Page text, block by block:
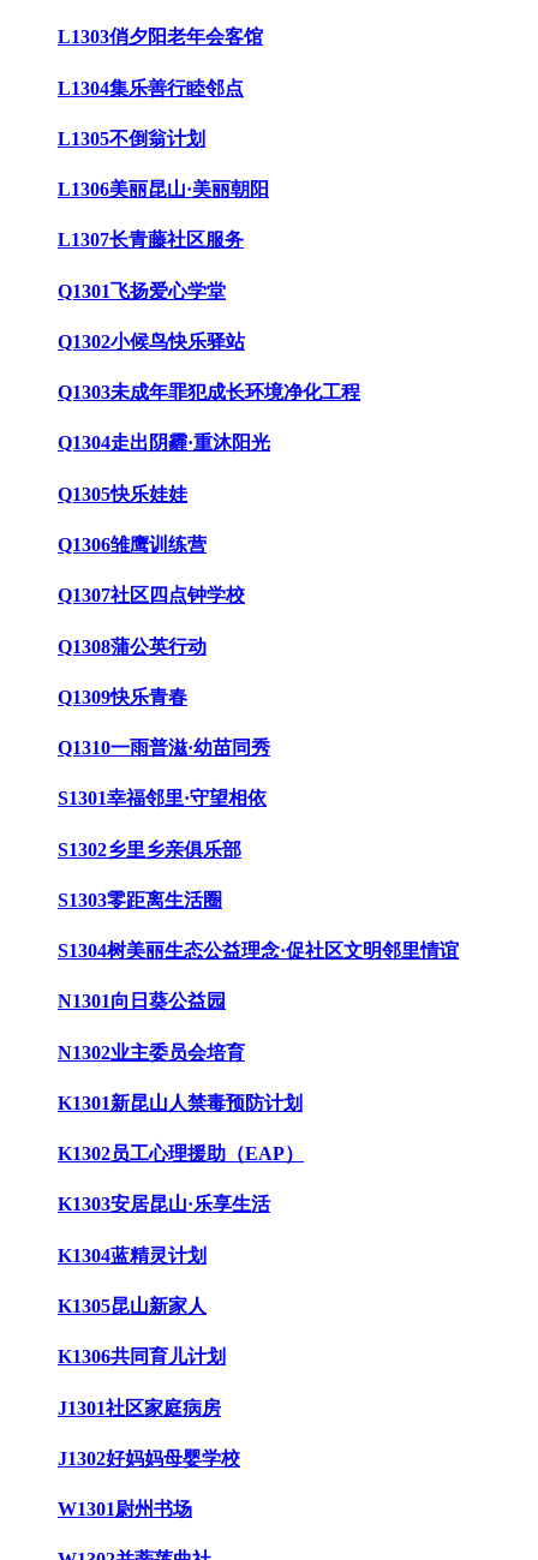
L1303俏夕阳老年会客馆
L1304集乐善行睦邻点
L1305不倒翁计划
L1306美丽昆山·美丽朝阳
L1307长青藤社区服务
Q1301飞扬爱心学堂
Q1302小候鸟快乐驿站
Q1303未成年罪犯成长环境净化工程
Q1304走出阴霾·重沐阳光
Q1305快乐娃娃
Q1306雏鹰训练营
Q1307社区四点钟学校
Q1308蒲公英行动
Q1309快乐青春
Q1310一雨普滋·幼苗同秀
S1301幸福邻里·守望相依
S1302乡里乡亲俱乐部
S1303零距离生活圈
S1304树美丽生态公益理念·促社区文明邻里情谊
N1301向日葵公益园
N1302业主委员会培育
K1301新昆山人禁毒预防计划
K1302员工心理援助（EAP）
K1303安居昆山·乐享生活
K1304蓝精灵计划
K1305昆山新家人
K1306共同育儿计划
J1301社区家庭病房
J1302好妈妈母婴学校
W1301尉州书场